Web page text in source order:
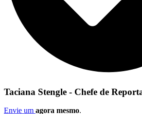
Taciana Stengle - Chefe de
Envie um agora mesmo.